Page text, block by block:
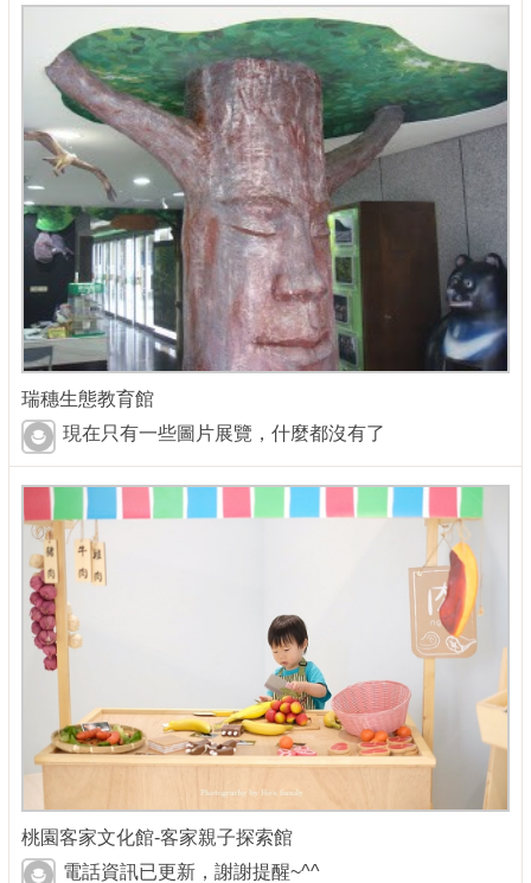
瑞穗生態教育館
現在只有一些圖片展覽，什麼都沒有了
桃園客家文化館-客家親子探索館
電話資訊已更新，謝謝提醒~^^